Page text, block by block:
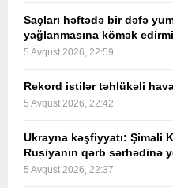
Saçları həftədə bir dəfə
yağlanmasına kömək
5 Avqust 2026, 22:59
Rekord istilər təhlükəli
5 Avqust 2026, 22:42
Ukrayna kəşfiyyatı: Şimali
Rusiyanın qərb sərhədinə
5 Avqust 2026, 22:37